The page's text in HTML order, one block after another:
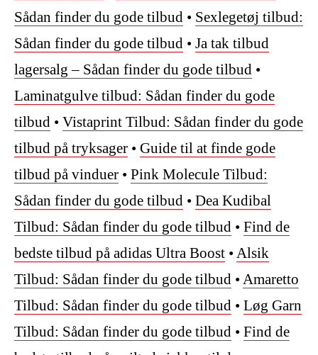
Sådan finder du gode tilbud • Sexlegetøj tilbud:
Sådan finder du gode tilbud • Ja tak tilbud
lagersalg – Sådan finder du gode tilbud •
Laminatgulve tilbud: Sådan finder du gode
tilbud • Vistaprint Tilbud: Sådan finder du gode
tilbud på tryksager • Guide til at finde gode
tilbud på vinduer • Pink Molecule Tilbud:
Sådan finder du gode tilbud • Dea Kudibal
Tilbud: Sådan finder du gode tilbud • Find de
bedste tilbud på adidas Ultra Boost • Alsik
Tilbud: Sådan finder du gode tilbud • Amaretto
Tilbud: Sådan finder du gode tilbud • Løg Garn
Tilbud: Sådan finder du gode tilbud • Find de